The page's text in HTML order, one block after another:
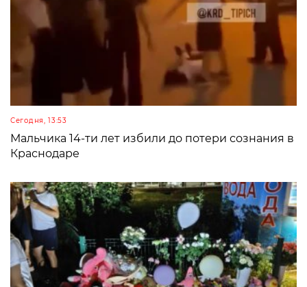
Сегодня, 13:53
Мальчика 14-ти лет избили до потери сознания в
Краснодаре